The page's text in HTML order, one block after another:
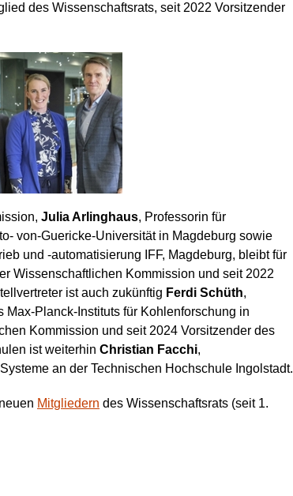
des Wissenschaftsrats, seit 2022 Vorsitzender
Julia Arlinghaus, Professorin für
von-Guericke-Universität in Magdeburg sowie
und -automatisierung IFF, Magdeburg, bleibt für
Wissenschaftlichen Kommission und seit 2022
ist auch zukünftig Ferdi Schüth,
Planck-Instituts für Kohlenforschung in
Kommission und seit 2024 Vorsitzender des
ist weiterhin Christian Facchi,
an der Technischen Hochschule Ingolstadt.
Mitgliedern des Wissenschaftsrats (seit 1.